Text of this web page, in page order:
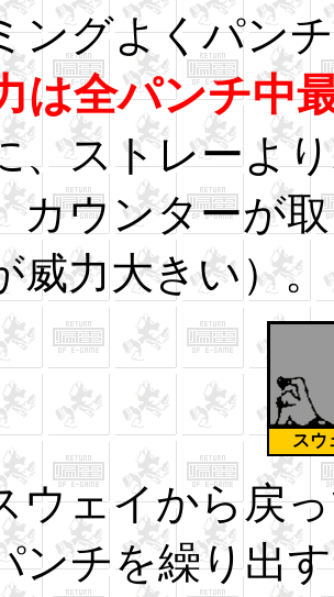
ングよくパン
は全パンチ中
、ストレーよ
カウンターが
威力大きい）。
スウ
ウェイから戻
ンチを繰り出